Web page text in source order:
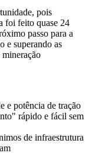
pois
foi feito quase 24
passo para a
e superando as
mineração
e potência de tração
rápido e fácil sem
de infraestrutura